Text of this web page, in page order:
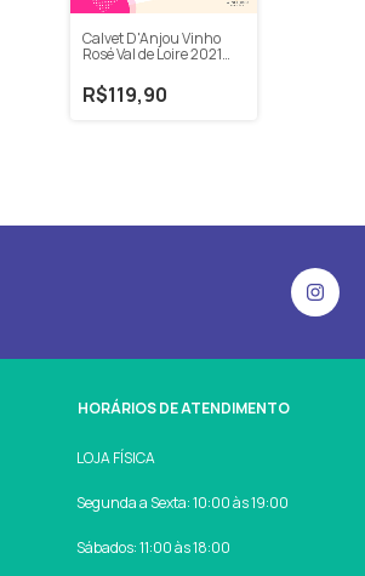
Calvet D'Anjou Vinho
Rosé Val de Loire 2021
R$119,90
HORÁRIOS DE ATENDIMENTO
LOJA FÍSICA
Segunda a Sexta: 10:00 às 19:00
Sábados: 11:00 às 18:00